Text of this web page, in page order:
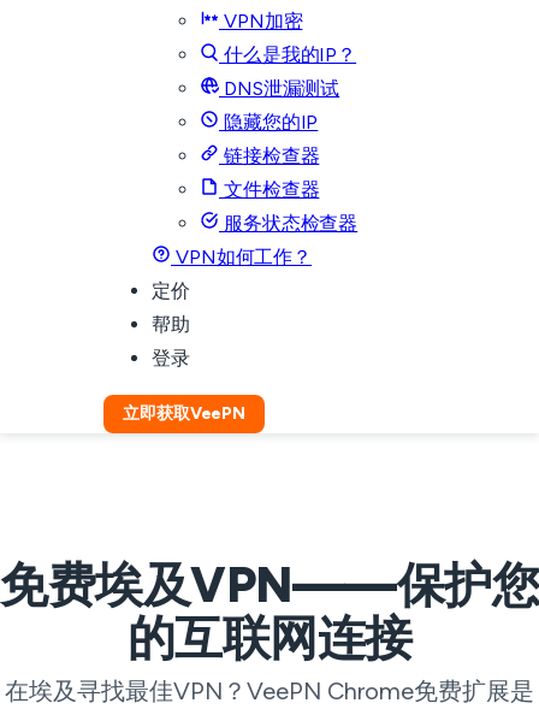
VPN加密
什么是我的IP？
DNS泄漏测试
隐藏您的IP
链接检查器
文件检查器
服务状态检查器
VPN如何工作？
定价
帮助
登录
立即获取VeePN
免费埃及VPN——保护您
的互联网连接
在埃及寻找最佳VPN？VeePN Chrome免费扩展是